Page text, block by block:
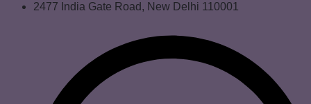
2477 India Gate Road, New Delhi 110001